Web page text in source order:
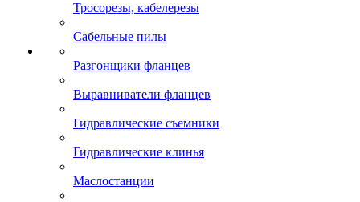
Тросорезы, кабелерезы
Сабельные пилы
Разгонщики фланцев
Выравниватели фланцев
Гидравлические съемники
Гидравлические клинья
Маслостанции